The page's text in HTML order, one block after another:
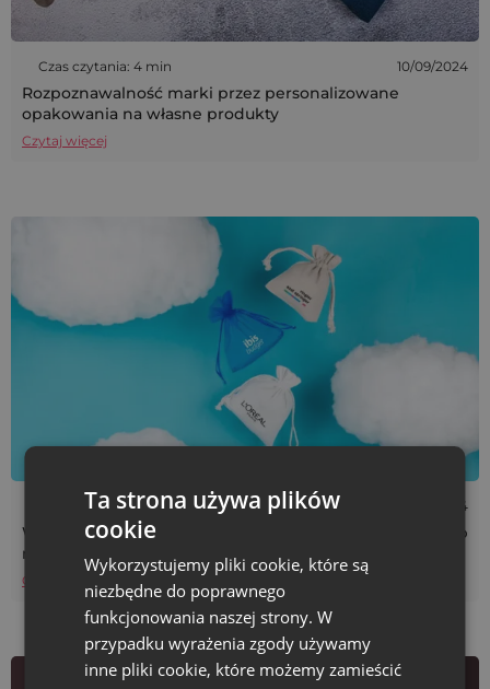
Czas czytania: 4 min 10/09/2024
Rozpoznawalność marki przez personalizowane
opakowania na własne produkty
Czytaj więcej
Czas czytania: 6 min 09/04/2024
Worki z logo - uniwersalne opakowania dla firm i sposób
na skuteczną reklamę
Czytaj więcej
Ta strona używa plików
cookie
Wykorzystujemy pliki cookie, które są
niezbędne do poprawnego
funkcjonowania naszej strony. W
przypadku wyrażenia zgody używamy
inne pliki cookie, które możemy zamieścić